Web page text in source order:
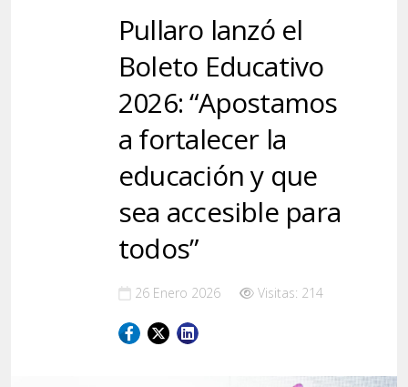
Pullaro lanzó el
Boleto Educativo
2026: “Apostamos
a fortalecer la
educación y que
sea accesible para
todos”
26 Enero 2026 Visitas: 214